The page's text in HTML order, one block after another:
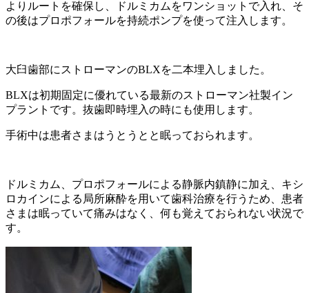
よりルートを確保し、ドルミカムをワンショットで入れ、そ
の後はプロポフォールを持続ポンプを使って注入します。
大臼歯部にストローマンのBLXを二本埋入しました。
BLXは初期固定に優れている最新のストローマン社製イン
プラントです。抜歯即時埋入の時にも使用します。
手術中は患者さまはうとうとと眠っておられます。
ドルミカム、プロポフォールによる静脈内鎮静に加え、キシ
ロカインによる局所麻酔を用いて歯科治療を行うため、患者
さまは眠っていて痛みはなく、何も覚えておられない状況で
す。